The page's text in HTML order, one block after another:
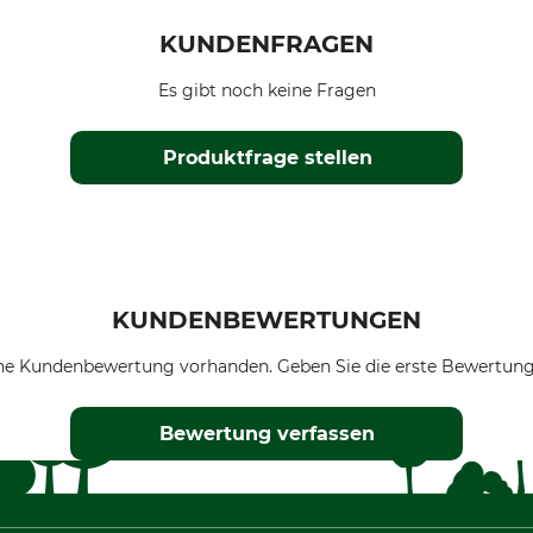
KUNDENFRAGEN
Produktfrage stellen
Es gibt noch keine Fragen
KUNDENBEWERTUNGEN
Kundenbewertung vorhanden. Geben Sie die erste
Bewertung verfassen